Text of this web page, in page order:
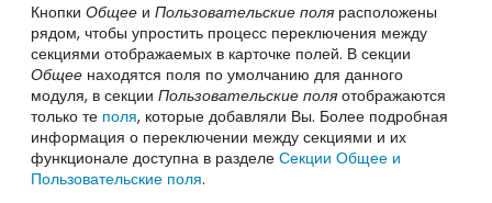
Кнопки Общее и Пользовательские поля расположены
рядом, чтобы упростить процесс переключения между
секциями отображаемых в карточке полей. В секции
Общее находятся поля по умолчанию для данного
модуля, в секции Пользовательские поля отображаются
только те поля, которые добавляли Вы. Более подробная
информация о переключении между секциями и их
функционале доступна в разделе Секции Общее и
Пользовательские поля.